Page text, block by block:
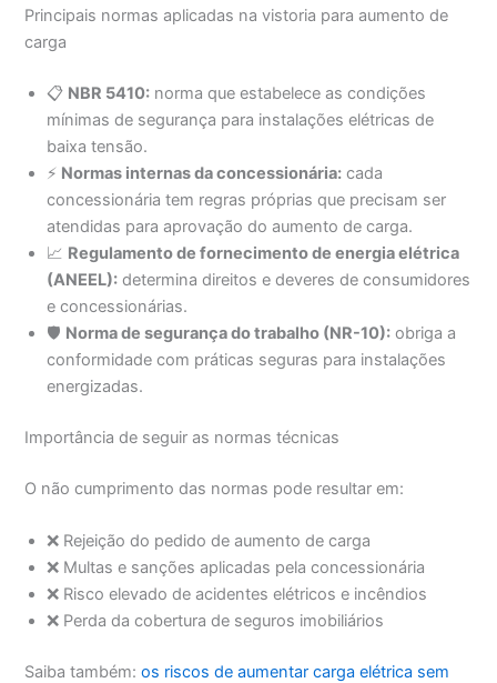
Principais normas aplicadas na vistoria para aumento de
carga
📋 NBR 5410: norma que estabelece as condições
mínimas de segurança para instalações elétricas de
baixa tensão.
⚡ Normas internas da concessionária: cada
concessionária tem regras próprias que precisam ser
atendidas para aprovação do aumento de carga.
📈 Regulamento de fornecimento de energia elétrica
(ANEEL): determina direitos e deveres de consumidores
e concessionárias.
🛡️ Norma de segurança do trabalho (NR-10): obriga a
conformidade com práticas seguras para instalações
energizadas.
Importância de seguir as normas técnicas
O não cumprimento das normas pode resultar em:
❌ Rejeição do pedido de aumento de carga
❌ Multas e sanções aplicadas pela concessionária
❌ Risco elevado de acidentes elétricos e incêndios
❌ Perda da cobertura de seguros imobiliários
Saiba também:os riscos de aumentar carga elétrica sem